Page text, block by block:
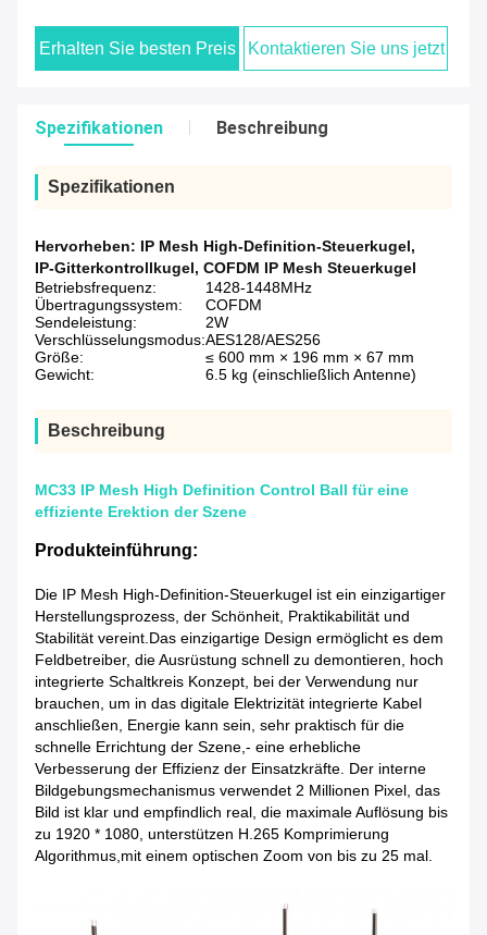
Erhalten Sie besten Preis Kontaktieren Sie uns jetzt
Spezifikationen Beschreibung
Spezifikationen
Hervorheben: IP Mesh High-Definition-Steuerkugel,
IP-Gitterkontrollkugel, COFDM IP Mesh Steuerkugel
Betriebsfrequenz:
1428-1448MHz
Übertragungssystem:
COFDM
Sendeleistung:
2W
Verschlüsselungsmodus:AES128/AES256
Größe:
≤ 600 mm × 196 mm × 67 mm
Gewicht:
6.5 kg (einschließlich Antenne)
Beschreibung
MC33 IP Mesh High Definition Control Ball für eine
effiziente Erektion der Szene
Produkteinführung:
Die IP Mesh High-Definition-Steuerkugel ist ein einzigartiger
Herstellungsprozess, der Schönheit, Praktikabilität und
Stabilität vereint.Das einzigartige Design ermöglicht es dem
Feldbetreiber, die Ausrüstung schnell zu demontieren, hoch
integrierte Schaltkreis Konzept, bei der Verwendung nur
brauchen, um in das digitale Elektrizität integrierte Kabel
anschließen, Energie kann sein, sehr praktisch für die
schnelle Errichtung der Szene,- eine erhebliche
Verbesserung der Effizienz der Einsatzkräfte. Der interne
Bildgebungsmechanismus verwendet 2 Millionen Pixel, das
Bild ist klar und empfindlich real, die maximale Auflösung bis
zu 1920 * 1080, unterstützen H.265 Komprimierung
Algorithmus,mit einem optischen Zoom von bis zu 25 mal.